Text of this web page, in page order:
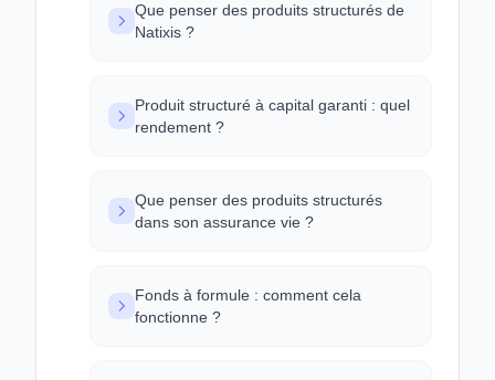
Que penser des produits structurés de
Natixis ?
Produit structuré à capital garanti : quel
rendement ?
Que penser des produits structurés
dans son assurance vie ?
Fonds à formule : comment cela
fonctionne ?